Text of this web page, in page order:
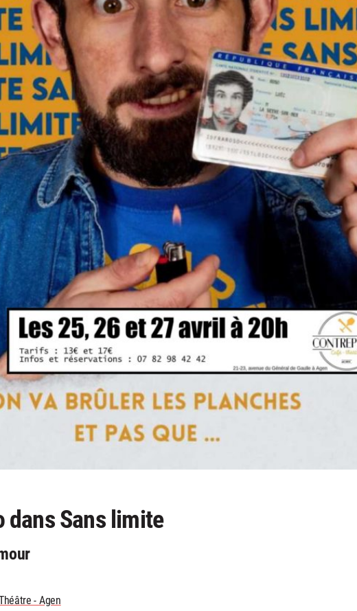
dans Sans limite
- Agen